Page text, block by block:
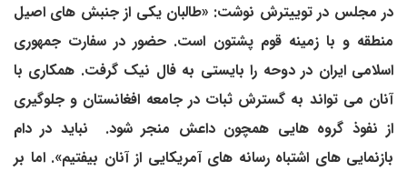
در مجلس در توییترش نوشت: «طالبان یکی از جنبش های اصیل
منطقه و با زمینه قوم پشتون است. حضور در سفارت جمهوری
اسلامی ایران در دوحه را بایستی به فال نیک گرفت. همکاری با
آنان می تواند به گسترش ثبات در جامعه افغانستان و جلوگیری
از نفوذ گروه هایی همچون داعش منجر شود. نباید در دام
بازنمایی های اشتباه رسانه های آمریکایی از آنان بیفتیم». اما بر